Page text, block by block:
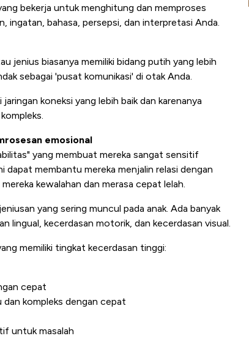
bekerja untuk menghitung dan memproses
ingatan, bahasa, persepsi, dan interpretasi Anda.
jenius biasanya memiliki bidang putih yang lebih
sebagai 'pusat komunikasi' di otak Anda.
koneksi yang lebih baik dan karenanya
emosional
yang membuat mereka sangat sensitif
dapat membantu mereka menjalin relasi dengan
kewalahan dan merasa cepat lelah.
yang sering muncul pada anak. Ada banyak
lingual, kecerdasan motorik, dan kecerdasan visual.
memiliki tingkat kecerdasan tinggi:
cepat
kompleks dengan cepat
untuk masalah
&
Industri Susu Jadi Bintang Baru Ekonomi